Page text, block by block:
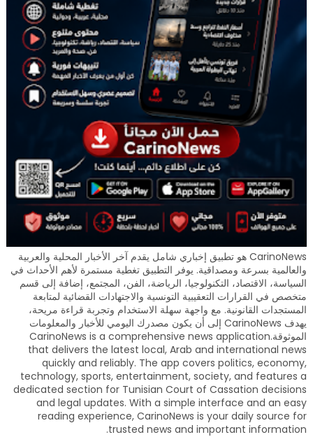
CarinoNews هو تطبيق إخباري شامل يقدم آخر الأخبار المحلية والعربية
والعالمية بسرعة ومصداقية. يوفر التطبيق تغطية مستمرة لأهم الأحداث في
السياسة، الاقتصاد، التكنولوجيا، الرياضة، الفن، المجتمع، إضافة إلى قسم
متخصص في القرارات التعقيبية التونسية والاجتهادات القضائية لمتابعة
المستجدات القانونية. مع واجهة سهلة الاستخدام وتجربة قراءة مريحة،
يهدف CarinoNews إلى أن يكون مصدرك اليومي للأخبار والمعلومات
الموثوقة.CarinoNews is a comprehensive news application
that delivers the latest local, Arab and international news
quickly and reliably. The app covers politics, economy,
technology, sports, entertainment, society, and features a
dedicated section for Tunisian Court of Cassation decisions
and legal updates. With a simple interface and an easy
reading experience, CarinoNews is your daily source for
trusted news and important information.